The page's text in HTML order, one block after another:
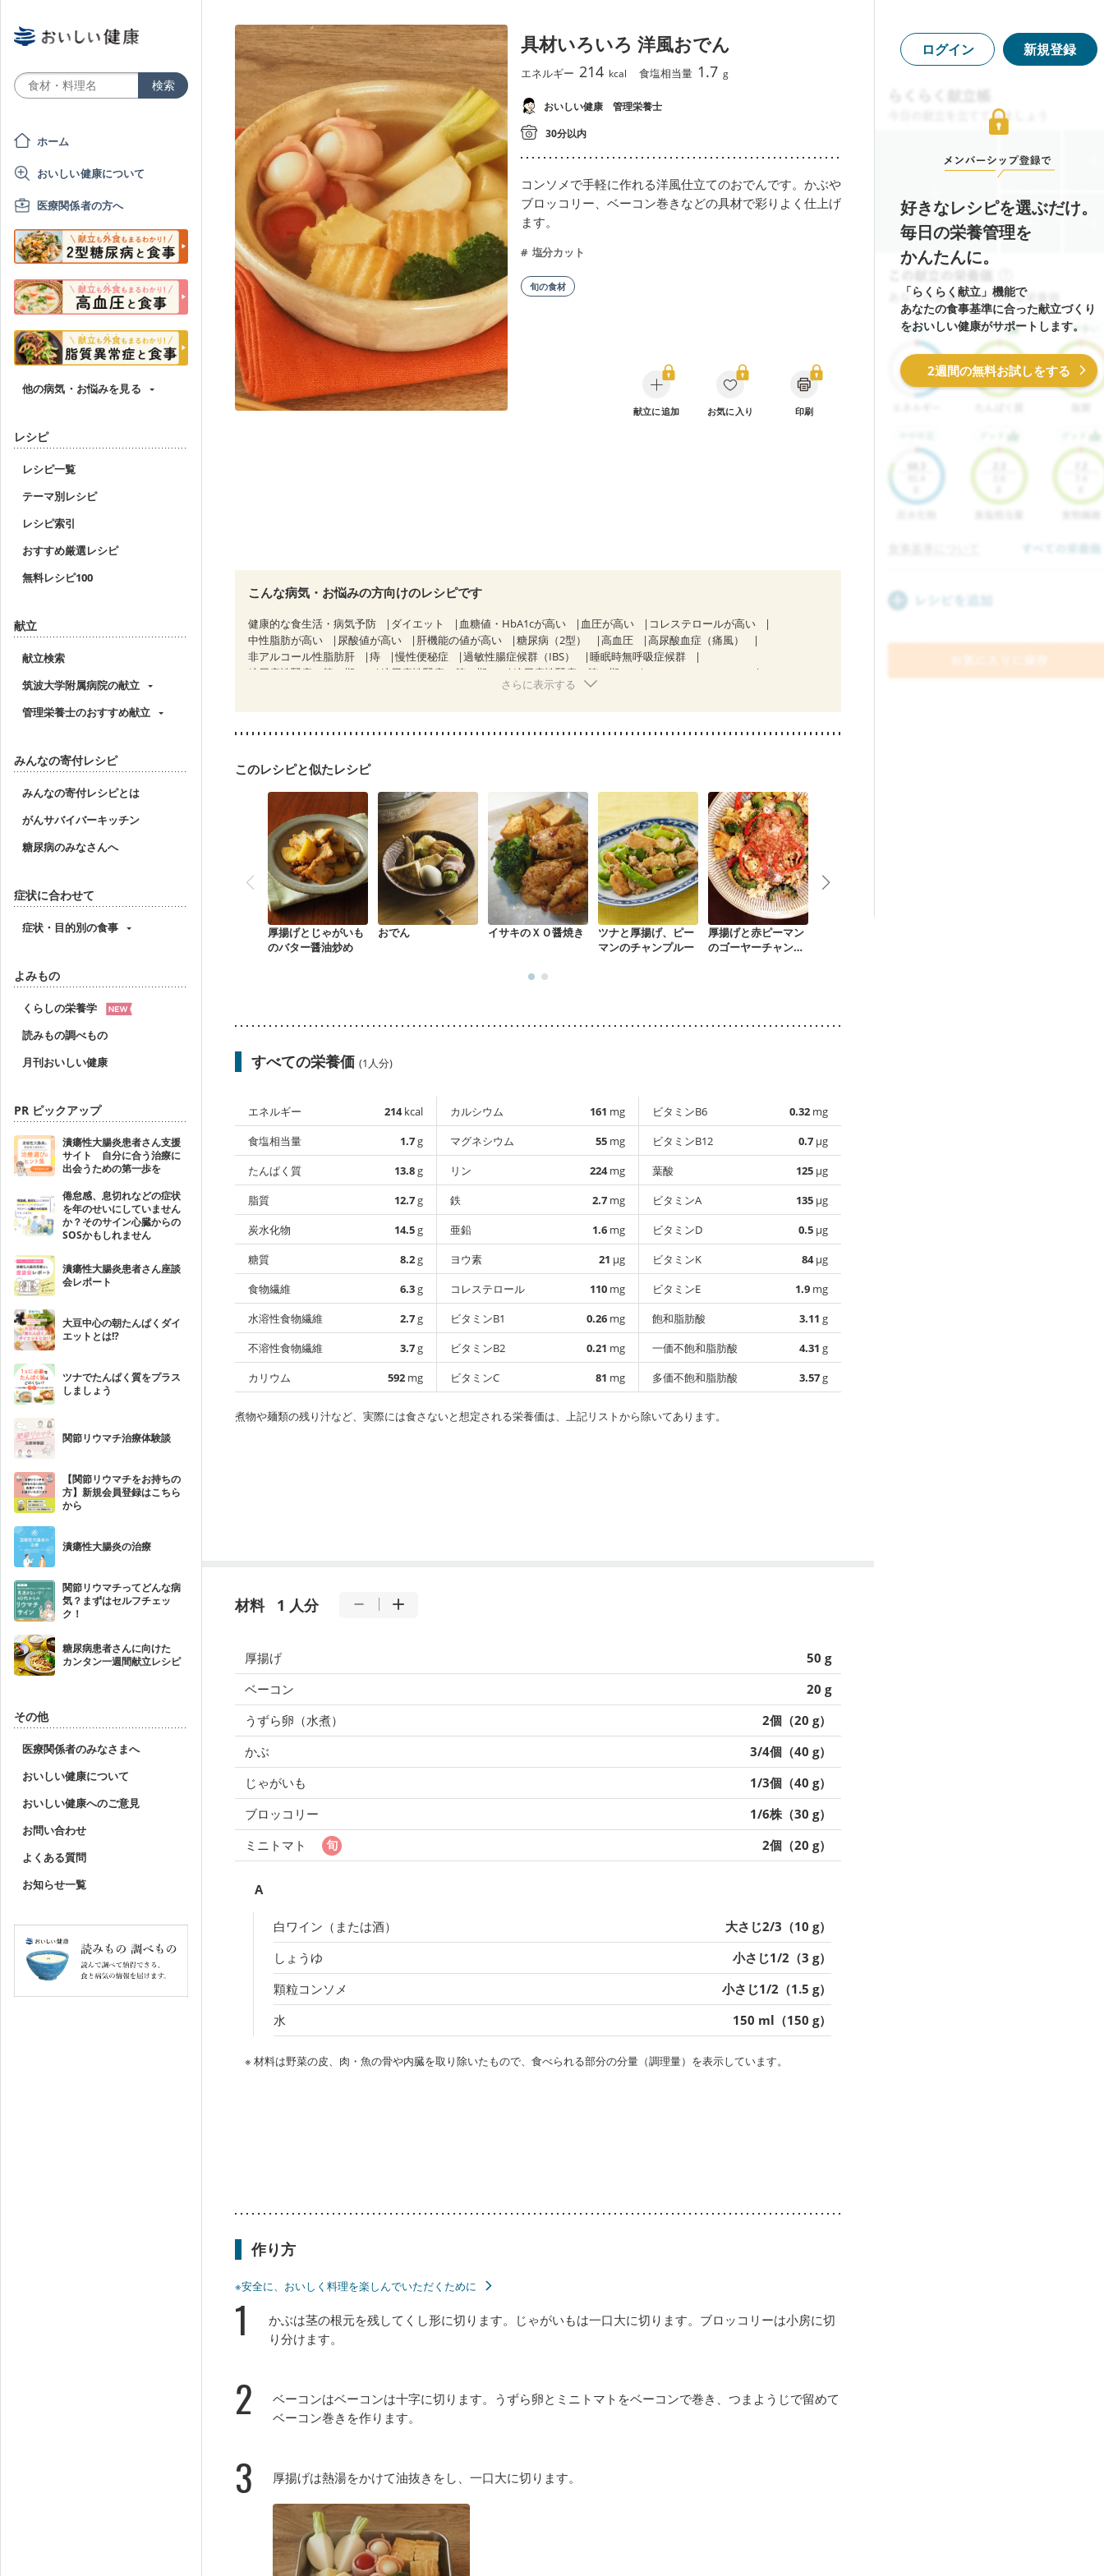
ホーム
おいしい健康について
医療関係者の方へ
他の病気・お悩みを見る
レシピ
レシピ一覧
テーマ別レシピ
レシピ索引
おすすめ厳選レシピ
無料レシピ100
献立
献立検索
筑波大学附属病院の献立
管理栄養士のおすすめ献立
みんなの寄付レシピ
みんなの寄付レシピとは
がんサバイバーキッチン
糖尿病のみなさんへ
症状に合わせて
症状・目的別の食事
よみもの
くらしの栄養学
読みもの調べもの
月刊おいしい健康
PR ピックアップ
潰瘍性大腸炎患者さん支援
サイト 自分に合う治療に
出会うための第一歩を
倦怠感、息切れなどの症状
を年のせいにしていません
か？そのサイン心臓からの
SOSかもしれません
潰瘍性大腸炎患者さん座談
会レポート
大豆中心の朝たんぱくダイ
エットとは!?
ツナでたんぱく質をプラス
しましょう
関節リウマチ治療体験談
【関節リウマチをお持ちの
方】新規会員登録はこちら
から
潰瘍性大腸炎の治療
関節リウマチってどんな病
気？まずはセルフチェッ
ク！
糖尿病患者さんに向けた
カンタン一週間献立レシピ
その他
医療関係者のみなさまへ
おいしい健康について
おいしい健康へのご意見
お問い合わせ
よくある質問
お知らせ一覧
具材いろいろ 洋風おでん
エネルギー 214 kcal 食塩相当量 1.7 g
おいしい健康 管理栄養士
30分以内
コンソメで手軽に作れる洋風仕立てのおでんです。かぶや
ブロッコリー、ベーコン巻きなどの具材で彩りよく仕上げ
ます。
塩分カット
旬の食材
献立に追加 お気に入り 印刷
こんな病気・お悩みの方向けのレシピです
健康的な食生活・病気予防 ダイエット 血糖値・HbA1cが高い 血圧が高い
コレステロールが高い
中性脂肪が高い
尿酸値が高い 肝機能の値が高い 糖尿病（2型） 高血圧
高尿酸血症（痛風）
非アルコール性脂肪肝
痔 慢性便秘症 過敏性腸症候群（IBS）
睡眠時無呼吸症候群
糖尿病性腎症（第１期）
糖尿病性腎症（第２期） 糖尿病性腎症（第３期）
CKD（ステージ３a）
乳がん（ホルモン療法中）
乳がん（放射線治療中）
産後（母乳）
産後（混合栄養） 産後（ミルク） 骨折 骨粗しょう症 関節リウマチ
乾癬
さらに表示する
このレシピと似たレシピ
厚揚げとじゃがいも
のバター醤油炒め
おでん イサキのＸＯ醤焼き
ツナと厚揚げ、ピー
マンのチャンプルー
厚揚げと赤ピーマン
のゴーヤーチャンプ
すべての栄養価 (1人分)
エネルギー 214kcal
食塩相当量
1.7g
たんぱく質
13.8g
脂質
12.7g
炭水化物
14.5g
糖質
8.2g
食物繊維
6.3g
水溶性食物繊維
2.7g
不溶性食物繊維
3.7g
カリウム
592 mg
カルシウム 161 mg
マグネシウム
55 mg
リン
224mg
鉄
2.7 mg
亜鉛
1.6 mg
ヨウ素
21 µg
コレステロール
110 mg
ビタミンB1
0.26 mg
ビタミンB2
0.21 mg
ビタミンC
81 mg
ビタミンB6 0.32 mg
ビタミンB12
0.7 µg
葉酸
125 µg
ビタミンA
135 µg
ビタミンD
0.5 µg
ビタミンK
84µg
ビタミンE
1.9 mg
飽和脂肪酸
3.11 g
一価不飽和脂肪酸
4.31 g
多価不飽和脂肪酸
3.57g
煮物や麺類の残り汁など、実際には食さないと想定される栄養価は、上記リストから除いてあります。
材料 1 人分
厚揚げ
50 g
ベーコン
20 g
うずら卵（水煮）
2個（20 g）
かぶ
3/4個（40 g）
じゃがいも
1/3個（40 g）
ブロッコリー
1/6株（30 g）
ミニトマト
2個（20 g）
A
白ワイン（または酒）
大さじ2/3（10 g）
しょうゆ
小さじ1/2（3 g）
顆粒コンソメ
小さじ1/2（1.5 g）
水
150 ml（150 g）
※ 材料は野菜の皮、肉・魚の骨や内臓を取り除いたもので、食べられる部分の分量（調理量）を表示しています。
作り方
※安全に、おいしく料理を楽しんでいただくために
1
かぶは茎の根元を残してくし形に切ります。じゃがいもは一口大に切ります。ブロッコリーは小房に切
り分けます。
2
ベーコンはベーコンは十字に切ります。うずら卵とミニトマトをベーコンで巻き、つまようじで留めて
ベーコン巻きを作ります。
3 厚揚げは熱湯をかけて油抜きをし、一口大に切ります。
ログイン 新規登録
好きなレシピを選ぶだけ。
毎日の栄養管理を
かんたんに。
「らくらく献立」機能で
あなたの食事基準に合った献立づくり
をおいしい健康がサポートします。
2週間の無料お試しをする